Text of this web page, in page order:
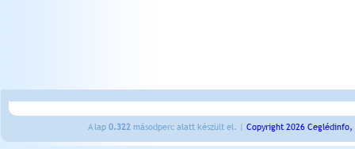
A lap 0.322 másodperc alatt készült el. | Copyright 2026